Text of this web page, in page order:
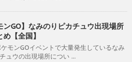
ンGO】なみのりピカチュウ出現場所
【全国】
モンGOイベントで大量発生しているなみ
ュウの出現場所につい ...